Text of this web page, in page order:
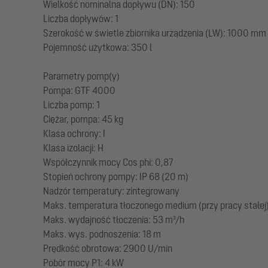
Wielkość nominalna dopływu (DN): 150
Liczba dopływów: 1
Szerokość w świetle zbiornika urządzenia (LW): 1000 mm
Pojemność użytkowa: 350 l
Parametry pomp(y)
Pompa: GTF 4000
Liczba pomp: 1
Ciężar, pompa: 45 kg
Klasa ochrony: I
Klasa izolacji: H
Współczynnik mocy Cos phi: 0,87
Stopień ochrony pompy: IP 68 (20 m)
Nadzór temperatury: zintegrowany
Maks. temperatura tłoczonego medium (przy pracy
Maks. wydajność tłoczenia: 53 m³/h
Maks. wys. podnoszenia: 18 m
Prędkość obrotowa: 2900 U/min
Pobór mocy P1: 4 kW